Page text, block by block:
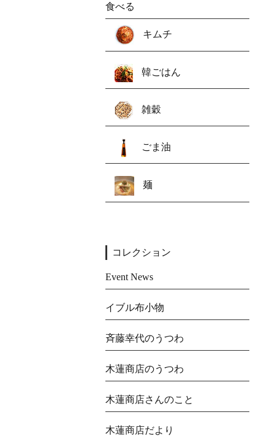
食べる
キムチ
韓ごはん
雑穀
ごま油
麺
コレクション
Event News
イブル布小物
斉藤幸代のうつわ
木蓮商店のうつわ
木蓮商店さんのこと
木蓮商店だより